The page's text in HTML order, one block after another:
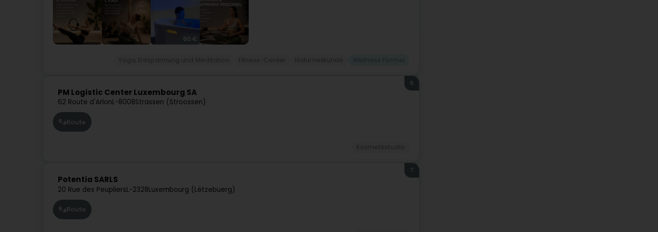
60 €
PM Logistic Center Luxembourg SA
62 Route d'ArlonL-8008Strassen (Stroossen)
6
Route
Potentia SARLS
20 Rue des PeupliersL-2328Luxembourg (Lëtzebuerg)
7
Route